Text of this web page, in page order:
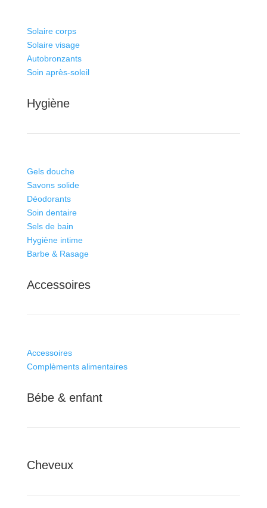
Solaire corps
Solaire visage
Autobronzants
Soin après-soleil
Hygiène
Gels douche
Savons solide
Déodorants
Soin dentaire
Sels de bain
Hygiène intime
Barbe & Rasage
Accessoires
Accessoires
Complèments alimentaires
Bébe & enfant
Cheveux